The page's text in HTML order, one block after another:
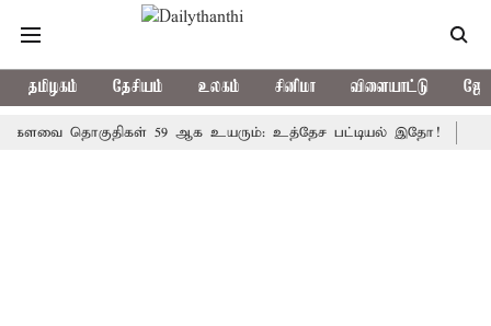
தமிழகம் தேசியம் உலகம் சினிமா விளையாட்டு
தொகுதிகள் 59 ஆக உயரும்: உத்தேச பட்டியல் இதோ! முதல்-